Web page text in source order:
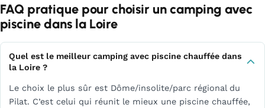
FAQ pratique pour choisir un camping avec
piscine dans la Loire
Quel est le meilleur camping avec piscine chauffée dans
la Loire ?
Le choix le plus sûr est Dôme/insolite/parc régional du
Pilat. C’est celui qui réunit le mieux une piscine chauffée,